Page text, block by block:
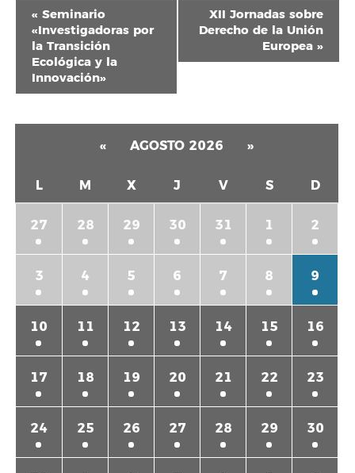
Navegación
del
Evento
« Seminario
«Investigadoras por
la Transición
Ecológica y la
Innovación»
XII Jornadas sobre
Derecho de la Unión
Europea »
« AGOSTO 2026 »
L M X J V S D
27 28 29 30 31 1 2
3 4 5 6 7 8 9
10 11 12 13 14 15 16
17 18 19 20 21 22 23
24 25 26 27 28 29 30